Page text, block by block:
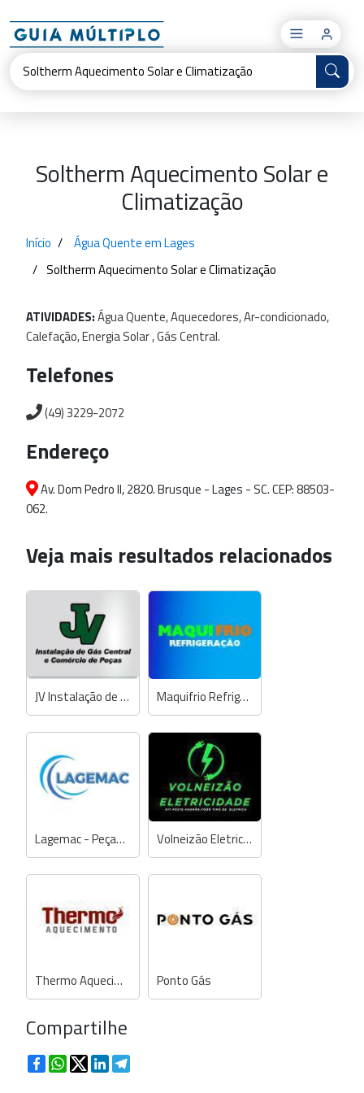
×
Soltherm Aquecimento Solar e
Climatização
Início
Água Quente em Lages
Soltherm Aquecimento Solar e Climatização
ATIVIDADES:ÁguaQuente,Aquecedores,Ar-condicionado,
Calefação,EnergiaSolar,GásCentral.
Telefones
(49) 3229-2072
Endereço
Av. Dom Pedro II, 2820. Brusque - Lages - SC. CEP: 88503-
062.
Veja mais resultados relacionados
JV Instalação de Gás Central - Autorizada Copa Energia Maquifrio Refrigeração
Lagemac - Peças para Refrigeração e Eletrodomésticos Volneizão Eletricidade
Thermo Aquecimento Ponto Gás
Compartilhe
FacebookWhatsApp
TwitterLinkedIn